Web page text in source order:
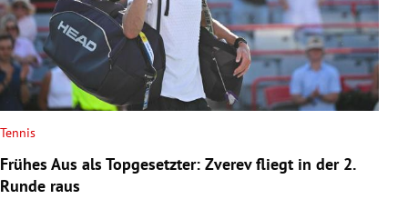
Tennis
Frühes Aus als Topgesetzter: Zverev fliegt in der 2.
Runde raus